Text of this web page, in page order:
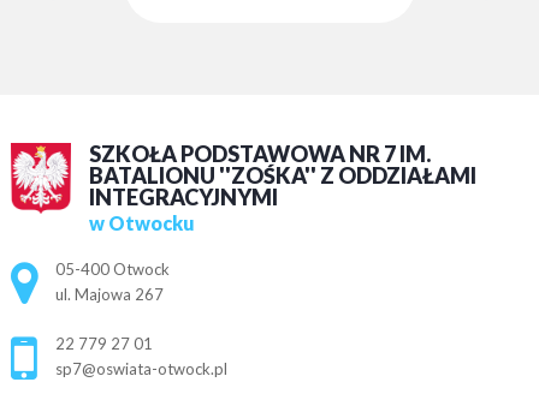
SZKOŁA PODSTAWOWA NR 7 IM.
BATALIONU ''ZOŚKA'' Z ODDZIAŁAMI
INTEGRACYJNYMI
w Otwocku
Adres pocztowy:
05-400 Otwock
ul. Majowa 267
22 779 27 01
sp7@oswiata-otwock.pl